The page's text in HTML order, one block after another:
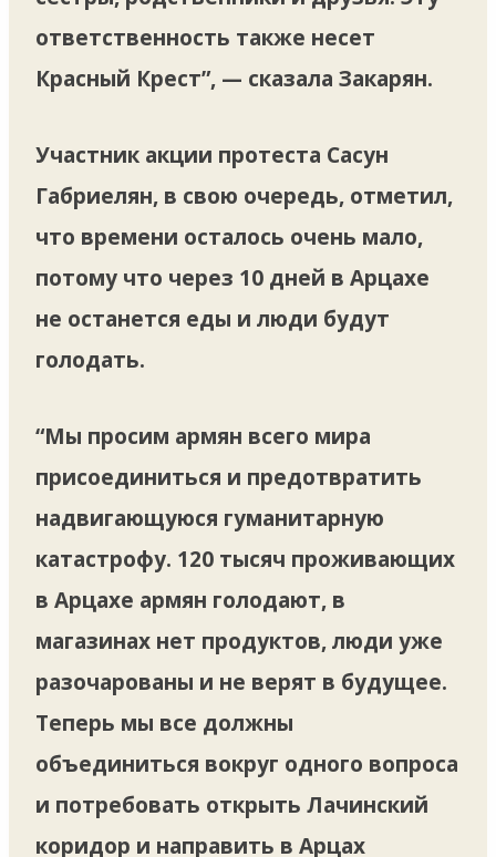
ответственность также несет
Красный Крест”, — сказала Закарян.
Участник акции протеста Сасун
Габриелян, в свою очередь, отметил,
что времени осталось очень мало,
потому что через 10 дней в Арцахе
не останется еды и люди будут
голодать.
“Мы просим армян всего мира
присоединиться и предотвратить
надвигающуюся гуманитарную
катастрофу. 120 тысяч проживающих
в Арцахе армян голодают, в
магазинах нет продуктов, люди уже
разочарованы и не верят в будущее.
Теперь мы все должны
объединиться вокруг одного вопроса
и потребовать открыть Лачинский
коридор и направить в Арцах